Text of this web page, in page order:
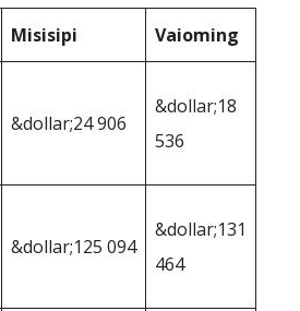
Misisipi Vaioming
&dollar;24 906
&dollar;18
536
&dollar;125 094
&dollar;131
464